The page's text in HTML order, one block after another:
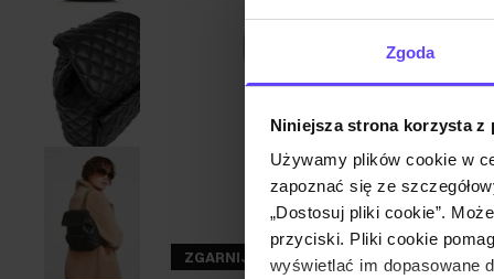
Zgoda
Niniejsza strona korzysta z
Używamy plików cookie w
zapoznać się ze
„Dostosuj pliki cookie”.
przyciski. Pliki cookie
wyświetlać im dopasowane
ZGARNIJ -30%